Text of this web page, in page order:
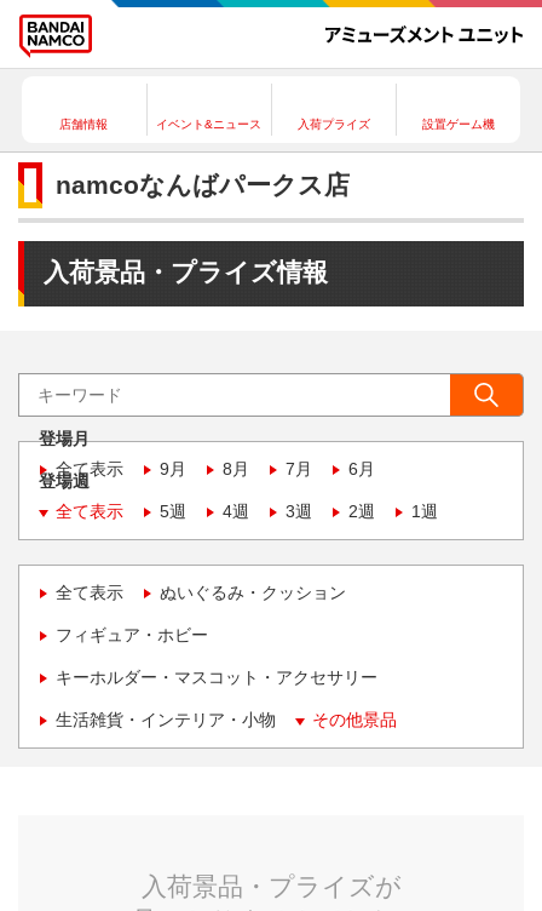
店舗情報 イベント&ニュース 入荷プライズ 設置ゲーム機
namcoなんばパークス店
入荷景品・プライズ情報
登場月
全て表示
9月 8月 7月 6月
登場週
全て表示
5週 4週 3週 2週 1週
全て表示 ぬいぐるみ・クッション
フィギュア・ホビー
キーホルダー・マスコット・アクセサリー
生活雑貨・インテリア・小物 その他景品